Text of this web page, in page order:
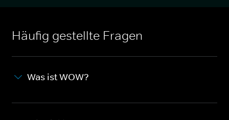
Häufig gestellte Fragen
Was ist WOW?